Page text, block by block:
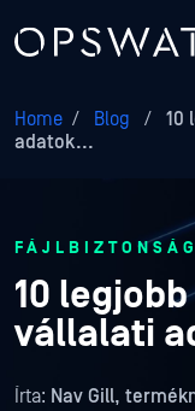
Home / Blog /
10
adatok...
FÁJLBIZTONSÁG
10
vállalati
Írta: Nav Gill,